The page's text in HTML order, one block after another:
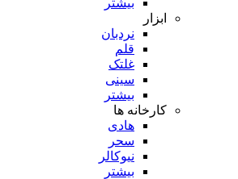
بیشتر
ابزار
نردبان
قلم
غلتک
سینی
بیشتر
کارخانه ها
هادی
سحر
نیوکالر
بیشتر